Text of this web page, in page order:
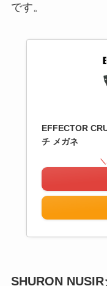
です。
EFFECTOR
チ メガネ
SHURON